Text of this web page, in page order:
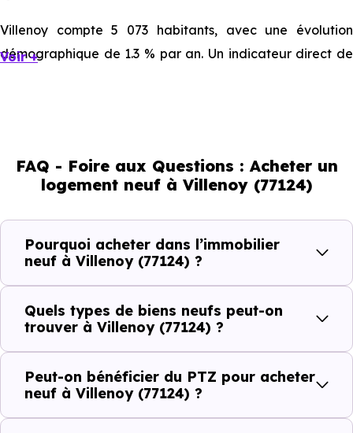
Villenoy compte 5 073 habitants, avec une évolution
démographique de 1.3 % par an. Un indicateur direct de
qui renseigne directement sur la demande locative locale
et les typologies de biens les plus recherchées.
commerces, 8 professions médicales et 2 établissements
scolaires. Des équipements du quotidien qui constituent
autant d'arguments concrets pour habiter ou investir
dans la commune.
Combien coûte un logement à Villenoy
(77124) ?
Voir +
FAQ - Foire aux Questions : Acheter un
logement neuf à Villenoy (77124)
Pourquoi acheter dans l’immobilier
neuf à Villenoy (77124) ?
Quels types de biens neufs peut-on
trouver à Villenoy (77124) ?
Peut-on bénéficier du PTZ pour acheter
neuf à Villenoy (77124) ?